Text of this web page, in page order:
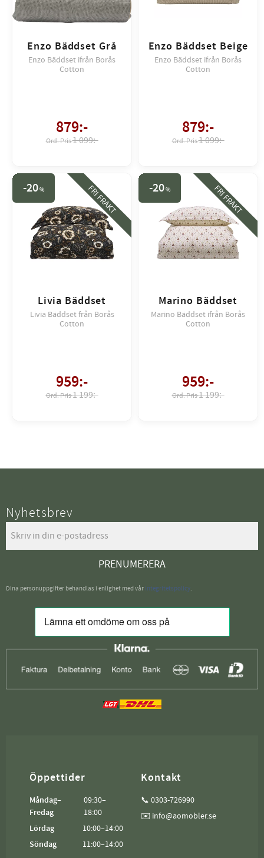
Enzo Bäddset Grå
Enzo Bäddset ifrån Borås
Cotton
879:-
1 099:-
Enzo Bäddset Beige
Enzo Bäddset ifrån Borås
Cotton
879:-
1 099:-
Livia Bäddset
Livia Bäddset från Borås
Cotton
959:-
1 199:-
20% FRI FRAKT
Marino Bäddset
Marino Bäddset ifrån Borås
Cotton
959:-
1 199:-
20% FRI FRAKT
Nyhetsbrev
PRENUMERERA
Dina personuppgifter behandlas i enlighet med vår integritetspolicy.
Öppettider
Måndag–
Fredag
09:30–
18:00
Lördag
10:00–14:00
Söndag
11:00–14:00
Kontakt
📞 0303-726990
✉️ info@aomobler.se